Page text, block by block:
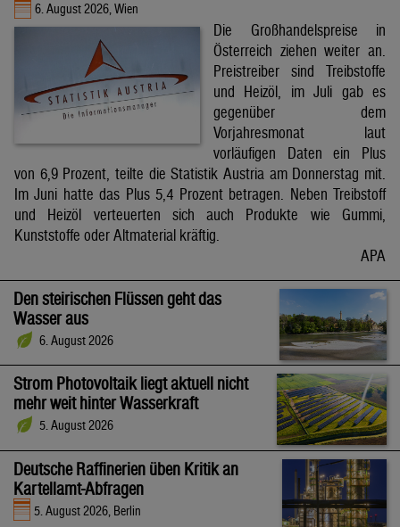
6. August 2026, Wien
Die Großhandelspreise in
Österreich ziehen weiter an.
Preistreiber sind Treibstoffe
und Heizöl, im Juli gab es
gegenüber dem
Vorjahresmonat laut
vorläufigen Daten ein Plus
von 6,9 Prozent, teilte die Statistik Austria am Donnerstag mit.
Im Juni hatte das Plus 5,4 Prozent betragen. Neben Treibstoff
und Heizöl verteuerten sich auch Produkte wie Gummi,
Kunststoffe oder Altmaterial kräftig.
APA
Den steirischen Flüssen geht das
Wasser aus
6. August 2026
Strom Photovoltaik liegt aktuell nicht
mehr weit hinter Wasserkraft
5. August 2026
Deutsche Raffinerien üben Kritik an
Kartellamt-Abfragen
5. August 2026, Berlin